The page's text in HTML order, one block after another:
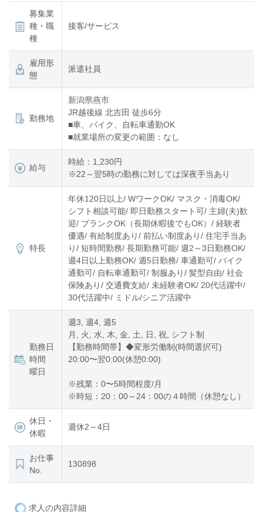
募集業
種・職
種
接客/サービス
雇用形
態
派遣社員
勤務地
新潟県燕市
JR越後線 北吉田 徒歩6分
■車、バイク、自転車通勤OK
■就業場所の変更の範囲：なし
給与
時給：1,230円
※22～翌5時の勤務に対しては深夜手当あり
特長
年休120日以上/ WワークOK/ マスク・消毒OK/
シフト相談可能/ 即日勤務スタート可/ 主婦(夫)歓
迎/ ブランクOK（長期休暇後でもOK）/ 経験者
優遇/ 有給制度あり/ 前払い制度あり/ 住宅手当あ
り/ 短時間勤務/ 長期勤務可能/ 週2～3日勤務OK/
週4日以上勤務OK/ 週5日勤務/ 車通勤可/ バイク
通勤可/ 自転車通勤可/ 制服あり/ 髪型自由/ 社会
保険あり/ 交通費支給/ 未経験者OK/ 20代活躍中/
30代活躍中/ ミドル/シニア活躍中
勤務日
時間
曜日
週3, 週4, 週5
月, 火, 水, 木, 金, 土, 日, 祝, シフト制
【勤務時間帯】◆変形労働制(時間選択可)
20:00〜翌0:00(休憩0:00)
※残業：0〜5時間程度/月
※時短：20：00～24：00の４時間（休憩なし）
休日・
休暇
週休2～4日
お仕事
No.
130898
求人の内容詳細